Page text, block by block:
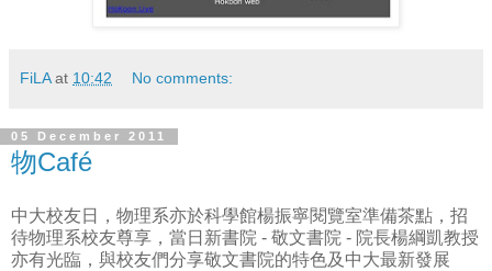
FiLA at 10:42 No comments:
05 December 2011
物Café
中大校友日，物理系亦於科學館楊振寧閱覽室準備茶點，招
待物理系校友尊享，當日新書院 - 敬文書院 - 院長楊綱凱教授
亦有光臨，與校友們分享敬文書院的特色及中大最新發展